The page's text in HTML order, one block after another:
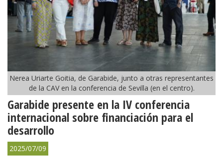
Nerea Uriarte Goitia, de Garabide, junto a otras representantes
de la CAV en la conferencia de Sevilla (en el centro).
Garabide presente en la IV conferencia
internacional sobre financiación para el
desarrollo
2025/07/09